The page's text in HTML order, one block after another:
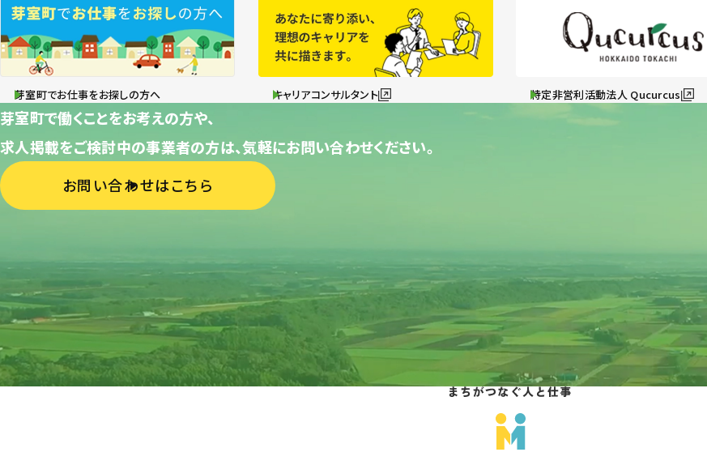
芽室町でお仕事をお探しの方へ キャリアコンサルタント 特定非営利活動法人 Qucurcus
芽室町で働くことをお考えの方や、
求人掲載をご検討中の事業者の方は、気軽にお問い合わせください。
お問い合わせはこちら